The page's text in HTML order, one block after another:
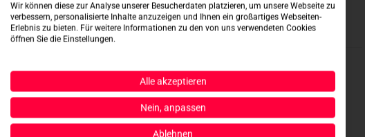
Wir können diese zur Analyse unserer Besucherdaten platzieren, um unsere Webseite zu
verbessern, personalisierte Inhalte anzuzeigen und Ihnen ein großartiges Webseiten-
Erlebnis zu bieten. Für weitere Informationen zu den von uns verwendeten Cookies
öffnen Sie die Einstellungen.
Alle akzeptieren
Nein, anpassen
Ablehnen